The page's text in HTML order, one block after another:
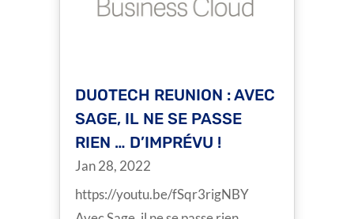
DUOTECH REUNION : AVEC
SAGE, IL NE SE PASSE
RIEN … D’IMPRÉVU !
Jan 28, 2022
https://youtu.be/fSqr3rigNBY